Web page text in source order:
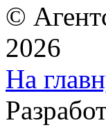
©
2026
На